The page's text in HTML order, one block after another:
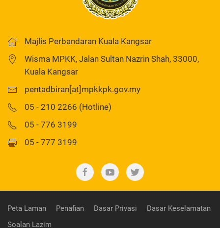
Majlis Perbandaran Kuala Kangsar
Wisma MPKK, Jalan Sultan Nazrin Shah, 33000,
Kuala Kangsar
pentadbiran[at]mpkkpk.gov.my
05 - 210 2266 (Hotline)
05 - 776 3199
05 - 777 3199
Peta Laman Penafian Dasar Privasi
Dasar Keselamatan
Soalan Lazim